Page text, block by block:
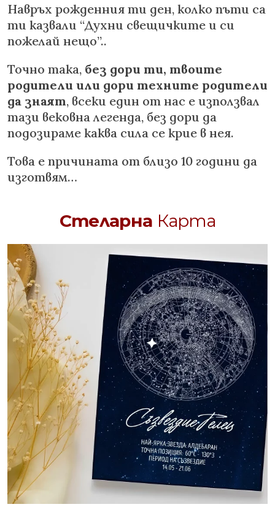
Навръх рожденния ти ден, колко пъти са
ти казвали “Духни свещичките и си
пожелай нещо”..
Точно така, без дори ти, твоите
родители или дори техните родители
да знаят, всеки един от нас е използвал
тази вековна легенда, без дори да
подозираме каква сила се крие в нея.
Това е причината от близо 10 години да
изготвям…
Стеларна Карта